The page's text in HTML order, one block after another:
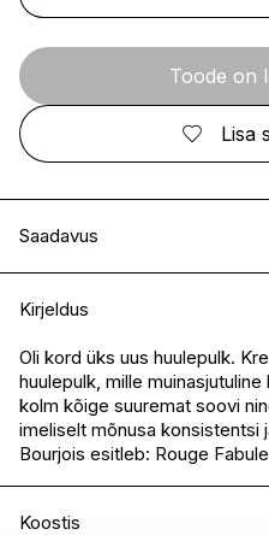
Toode on
Lisa
Saadavus
I.L.U. Kristiine
I.L.U. Ülemiste
Ei ole
I.L.U. Rocca
Ei ole
I.L.U. Lõunakeskus
Ei ole
I.L.U. Pärnu
Ei ole
Kirjeldus
Oli kord üks uus huulepulk.
huulepulk, mille
kolm kõige suuremat soovi
imeliselt mõnusa konsistentsi
Bourjois esitleb: Rouge
Koostis